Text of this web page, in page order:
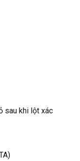
sau khi lột xác